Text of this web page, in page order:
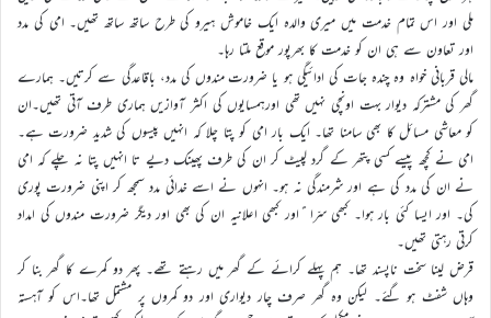
ملی اور اس تمام خدمت میں میری والدہ ایک خاموش ہیرو کی طرح ساتھ ساتھ تھیں۔ امی کی مدد
اور تعاون سے ہی ان کو خدمت کا بھرپور موقع ملتا رہا۔
مالی قربانی خواہ وہ چندہ جات کی ادائیگی ہو یا ضرورت مندوں کی مدد، باقاعدگی سے کرتیں۔ ہمارے
گھر کی مشترکہ دیوار بہت اونچی نہیں تھی اورہمسایوں کی اکثر آوازیں ہماری طرف آتی تھیں۔ان
کو معاشی مسائل کا بھی سامنا تھا۔ ایک بار امی کو پتا چلا کہ انہیں پیسوں کی شدید ضرورت ہے۔
امی نے کچھ پیسے کسی پتھر کے گرد لپیٹ کر ان کی طرف پھینک دیے تا انہیں پتا نہ چلے کہ امی
نے ان کی مدد کی ہے اور شرمندگی نہ ہو۔ انہوں نے اسے خدائی مدد سمجھ کر اپنی ضرورت پوری
کی۔ اور ایسا کئی بار ہوا۔ کبھی سرّا ًاور کبھی اعلانیہ ان کی بھی اور دیگر ضرورت مندوں کی امداد
کرتی رہتی تھیں۔
قرض لینا سخت ناپسند تھا۔ ہم پہلے کرائے کے گھر میں رہتے تھے۔ پھر دو کمرے کا گھر بنا کر
وہاں شفٹ ہو گئے۔ لیکن وہ گھر صرف چار دیواری اور دو کمروں پر مشتمل تھا۔اس کو آہستہ